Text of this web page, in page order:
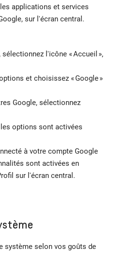
applications et services
sur l'écran central.
l'icône « Accueil »,
et choisissez « Google »
Google, sélectionnez
options sont activées
à votre compte Google
sont activées en
sur l'écran central.
système selon vos goûts de